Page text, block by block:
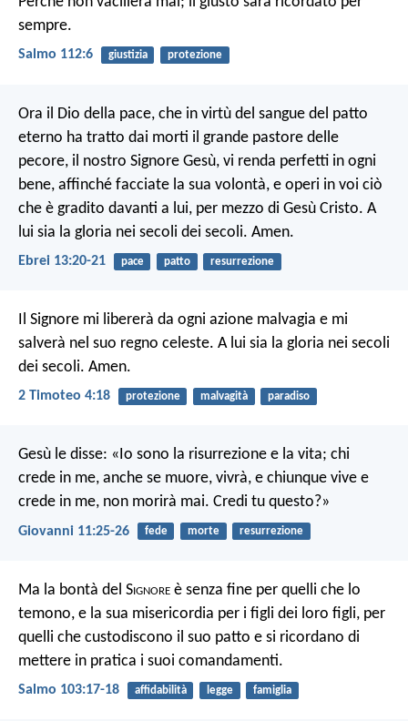
sempre.
Salmo 112:6 giustizia protezione
Ora il Dio della pace, che in virtù del sangue del patto
eterno ha tratto dai morti il grande pastore delle
pecore, il nostro Signore Gesù, vi renda perfetti in ogni
bene, affinché facciate la sua volontà, e operi in voi ciò
che è gradito davanti a lui, per mezzo di Gesù Cristo. A
lui sia la gloria nei secoli dei secoli. Amen.
Ebrei 13:20-21 pace patto resurrezione
Il Signore mi libererà da ogni azione malvagia e mi
salverà nel suo regno celeste. A lui sia la gloria nei secoli
dei secoli. Amen.
2 Timoteo 4:18 protezione malvagità paradiso
Gesù le disse: «Io sono la risurrezione e la vita; chi
crede in me, anche se muore, vivrà, e chiunque vive e
crede in me, non morirà mai. Credi tu questo?»
Giovanni 11:25-26 fede morte resurrezione
Ma la bontà del Signore è senza fine per quelli che lo
temono, e la sua misericordia per i figli dei loro figli, per
quelli che custodiscono il suo patto e si ricordano di
mettere in pratica i suoi comandamenti.
Salmo 103:17-18 affidabilità legge famiglia